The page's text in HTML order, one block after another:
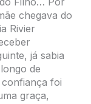
chegava do
Rivier
já sabia
de
foi
graça,